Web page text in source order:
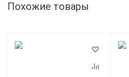
Похожие товары